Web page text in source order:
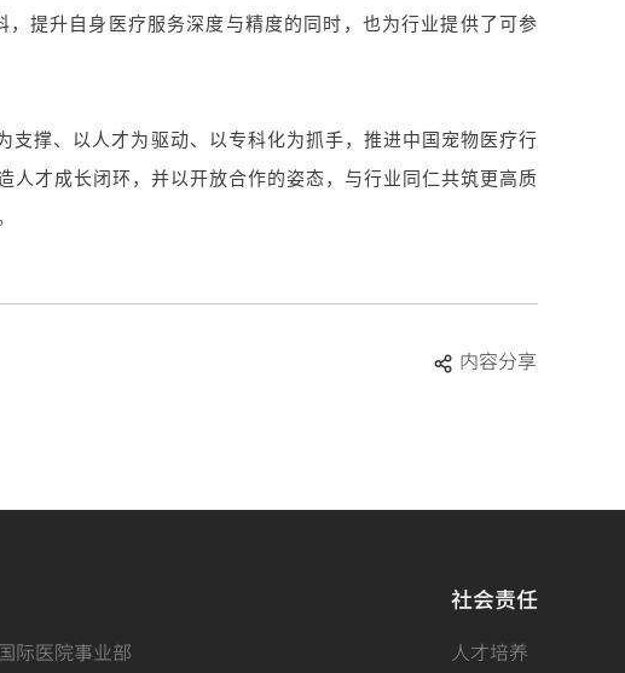
提升自身医疗服务深度与精度的同时，也为行业提供了可参
撑、以人才为驱动、以专科化为抓手，推进中国宠物医疗行
才成长闭环，并以开放合作的姿态，与行业同仁共筑更高质
内容分享
际医院事业部
社会责任
人才培养